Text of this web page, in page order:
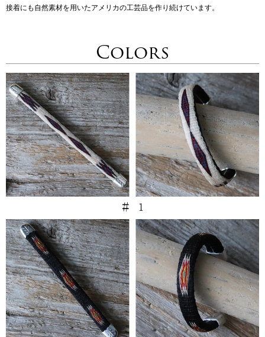
接着にも自然素材を用いたアメリカの工芸品を作り続けています。
Colors